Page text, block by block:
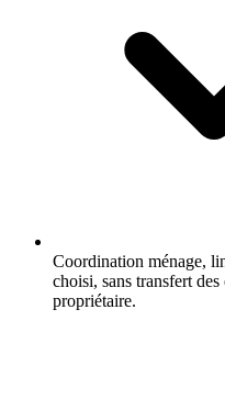
Coordination ménage,
choisi, sans transfert
propriétaire.